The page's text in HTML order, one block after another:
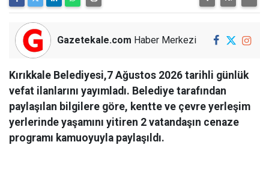
Gazetekale.com Haber Merkezi
Kırıkkale Belediyesi,7 Ağustos 2026 tarihli günlük
vefat ilanlarını yayımladı. Belediye tarafından
paylaşılan bilgilere göre, kentte ve çevre yerleşim
yerlerinde yaşamını yitiren 2 vatandaşın cenaze
programı kamuoyuyla paylaşıldı.